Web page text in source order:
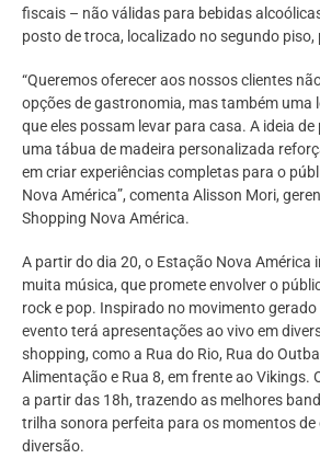
fiscais – não válidas para bebidas
posto de troca, localizado no segundo piso,
“Queremos oferecer aos nossos clientes
opções de gastronomia, mas também uma
que eles possam levar para casa. A ideia
uma tábua de madeira personalizada
em criar experiências completas para o
Nova América”, comenta Alisson Mori,
Shopping Nova América.
A partir do dia 20, o Estação Nova América
muita música, que promete envolver o
rock e pop. Inspirado no movimento gerado
evento terá apresentações ao vivo em
shopping, como a Rua do Rio, Rua do
Alimentação e Rua 8, em frente ao Vikings.
a partir das 18h, trazendo as melhores
trilha sonora perfeita para os momentos de
diversão.